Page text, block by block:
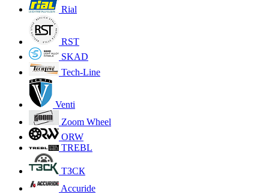
Rial
RST
SKAD
Tech-Line
Venti
Zoom Wheel
ORW
TREBL
ТЗСК
Accuride